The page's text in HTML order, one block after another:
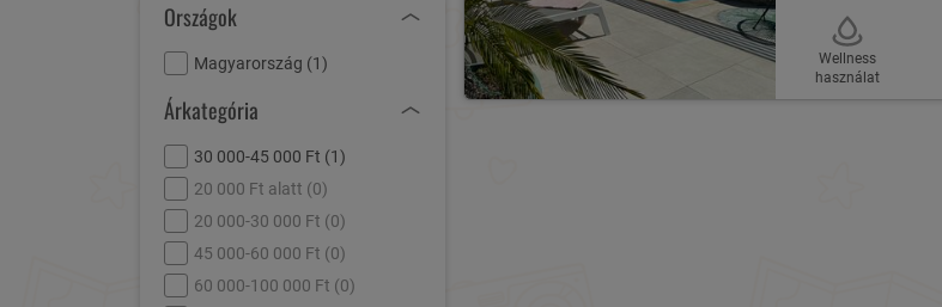
Országok
Magyarország (1)
Árkategória
30 000-45 000 Ft (1)
20 000 Ft alatt (0)
20 000-30 000 Ft (0)
45 000-60 000 Ft (0)
60 000-100 000 Ft (0)
Wellness
használat